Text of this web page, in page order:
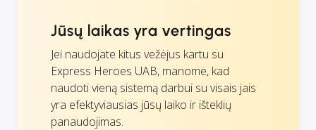
Jūsų laikas yra vertingas
Jei naudojate kitus vežėjus kartu su
Express Heroes UAB, manome, kad
naudoti vieną sistemą darbui su visais jais
yra efektyviausias jūsų laiko ir išteklių
panaudojimas.